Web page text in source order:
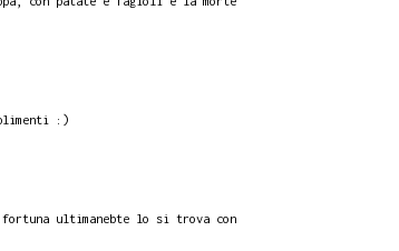
:)
ultimanebte lo si trova con